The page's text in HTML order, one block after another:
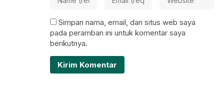
Simpan nama, email, dan situs web saya
pada peramban ini untuk komentar saya
berikutnya.